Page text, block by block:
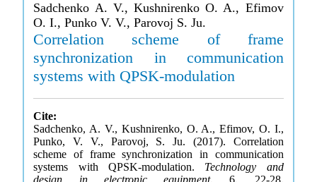
Sadchenko A. V., Kushnirenko O. A., Efimov
O. I., Punko V. V., Parovoj S. Ju.
Correlation scheme of frame
synchronization in communication
systems with QPSK-modulation
Cite:
Sadchenko, A. V., Kushnirenko, O. A., Efimov, O. I.,
Punko, V. V., Parovoj, S. Ju. (2017). Correlation
scheme of frame synchronization in communication
systems with QPSK-modulation. Technology and
design in electronic equipment, 6, 22-28.